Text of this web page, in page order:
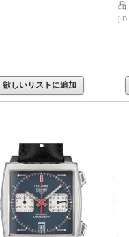
欲しいリストに追加
品